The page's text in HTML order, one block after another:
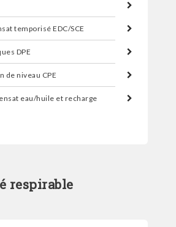
temporisé EDC/SCE
DPE
de niveau CPE
eau/huile et recharge
respirable